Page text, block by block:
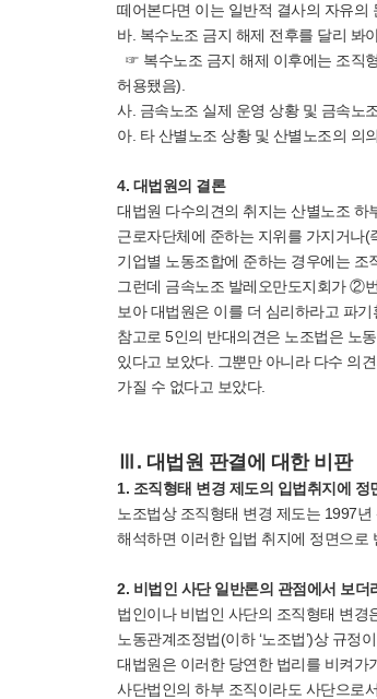
떼어본다면 이는 일반적 결사의 자유의
바. 복수노조 금지 해제 전후를 달리 봐
☞ 복수노조 금지 해제 이후에는 조직
허용됐음).
사. 금속노조 실제 운영 상황 및 금속노
아. 타 산별노조 상황 및 산별노조의 의의
4. 대법원의 결론
대법원 다수의견의 취지는 산별노조
근로자단체에 준하는 지위를 가지거나(
기업별 노동조합에 준하는 경우에는 조
그런데 금속노조 발레오만도지회가 ②
보아 대법원은 이를 더 심리하라고 파기
참고로 5인의 반대의견은 노조법은 노
있다고 보았다. 그뿐만 아니라 다수 의
가질 수 없다고 보았다.
Ⅲ. 대법원 판결에 대한 비판
1. 조직형태 변경 제도의 입법취지에 정
노조법상 조직형태 변경 제도는 1997
해석하면 이러한 입법 취지에 정면으로
2. 비법인 사단 일반론의 관점에서 보더
법인이나 비법인 사단의 조직형태 변
노동관계조정법(이하 ‘노조법’)상 규
대법원은 이러한 당연한 법리를 비켜가
사단법인의 하부 조직이라도 사단으로